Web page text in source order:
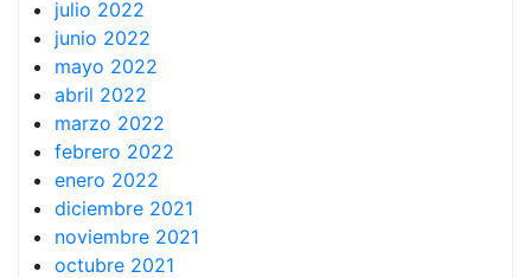
julio 2022
junio 2022
mayo 2022
abril 2022
marzo 2022
febrero 2022
enero 2022
diciembre 2021
noviembre 2021
octubre 2021